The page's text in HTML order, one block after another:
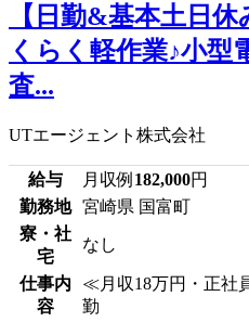
【日勤&基本土日
くらく軽作業♪小型
査...
UTエージェント株式会社
給与 月収例 182,000円
勤務地
宮崎県 国富町
寮・社
宅
なし
仕事内
容
≪月収18万円・正社
勤